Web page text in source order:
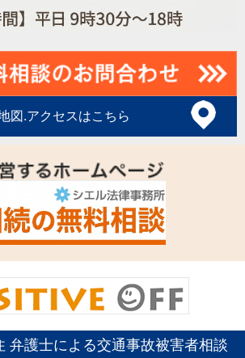
図.アクセスはこちら
弁護士による交通事故被害者相談